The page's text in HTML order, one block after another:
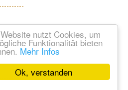
Ok, verstanden
nutzt Cookies, um
Funktionalität bieten
Mehr Infos
um